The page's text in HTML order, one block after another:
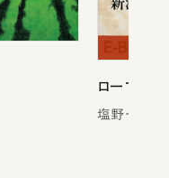
ローマは
塩野七生／